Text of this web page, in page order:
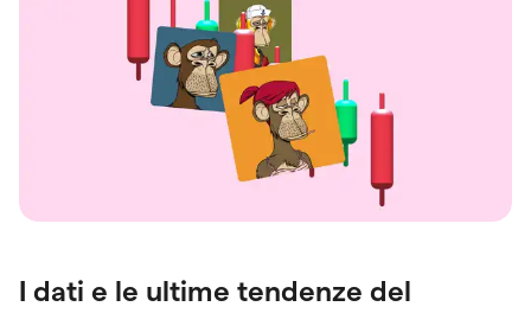
I dati e le ultime tendenze del